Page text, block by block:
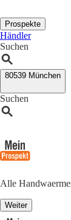
Prospekte
Händler
Suchen
80539 München
Suchen
Alle
Weiter